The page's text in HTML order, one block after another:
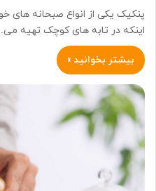
پنکیک یکی از انواع صبحانه های
اینکه در تابه های کوچک تهیه
بیشتر بخوانید »